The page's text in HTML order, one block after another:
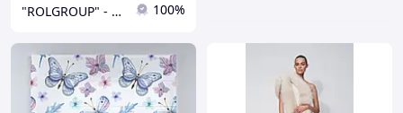
"ROLGROUP" - Мы умеем управлять солнцем. 100%